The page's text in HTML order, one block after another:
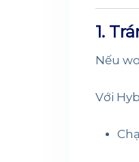
1.
Nếu
Với